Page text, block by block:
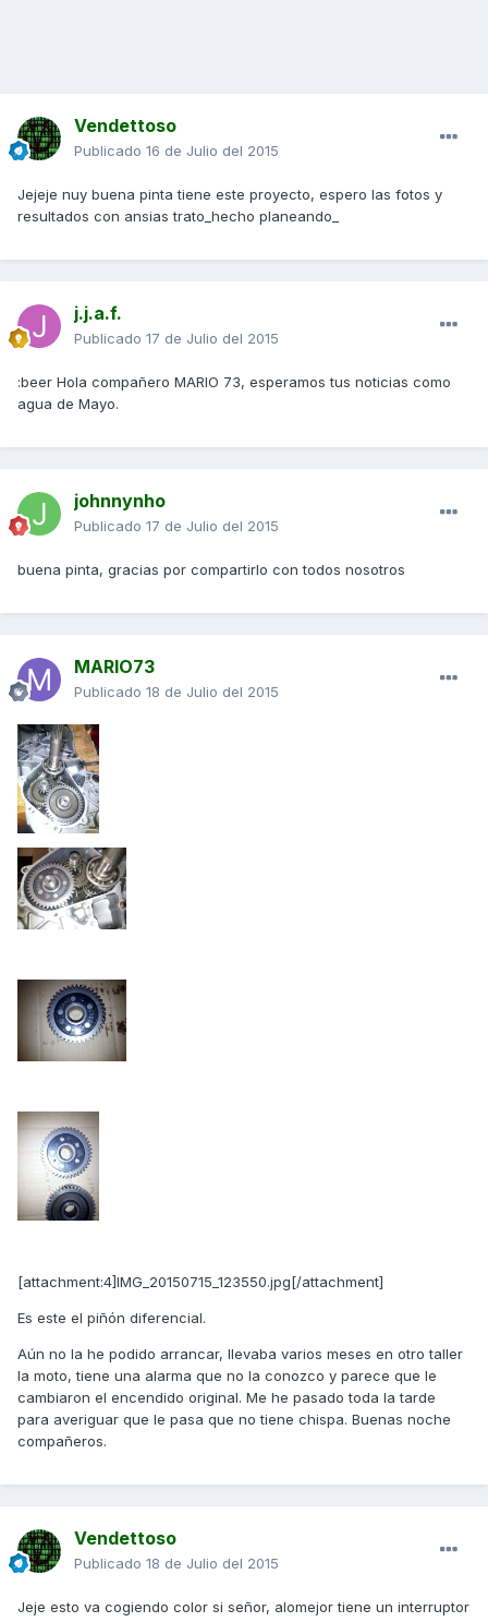
Vendettoso
Publicado 16 de Julio del 2015
Jejeje nuy buena pinta tiene este proyecto, espero las fotos y
resultados con ansias trato_hecho planeando_
j.j.a.f.
Publicado 17 de Julio del 2015
:beer Hola compañero MARIO 73, esperamos tus noticias como
agua de Mayo.
johnnynho
Publicado 17 de Julio del 2015
buena pinta, gracias por compartirlo con todos nosotros
MARIO73
Publicado 18 de Julio del 2015
[attachment:4]IMG_20150715_123550.jpg[/attachment]
Es este el piñón diferencial.
Aún no la he podido arrancar, llevaba varios meses en otro taller
la moto, tiene una alarma que no la conozco y parece que le
cambiaron el encendido original. Me he pasado toda la tarde
para averiguar que le pasa que no tiene chispa. Buenas noche
compañeros.
Vendettoso
Publicado 18 de Julio del 2015
Jeje esto va cogiendo color si señor, alomejor tiene un interruptor